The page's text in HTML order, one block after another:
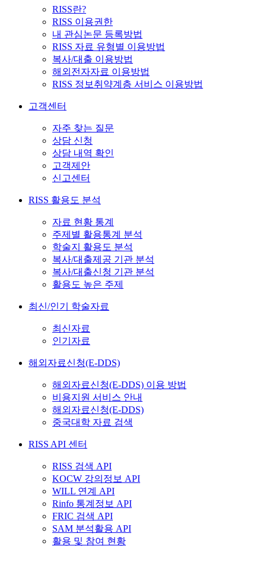
RISS란?
RISS 이용권한
내 관심논문 등록방법
RISS 자료 유형별 이용방법
복사/대출 이용방법
해외전자자료 이용방법
RISS 정보취약계층 서비스 이용방법
고객센터
자주 찾는 질문
상담 신청
상담 내역 확인
고객제안
신고센터
RISS 활용도 분석
자료 현황 통계
주제별 활용통계 분석
학술지 활용도 분석
복사/대출제공 기관 분석
복사/대출신청 기관 분석
활용도 높은 주제
최신/인기 학술자료
최신자료
인기자료
해외자료신청(E-DDS)
해외자료신청(E-DDS) 이용 방법
비용지원 서비스 안내
해외자료신청(E-DDS)
중국대학 자료 검색
RISS API 센터
RISS 검색 API
KOCW 강의정보 API
WILL 연계 API
Rinfo 통계정보 API
FRIC 검색 API
SAM 분석활용 API
활용 및 참여 현황